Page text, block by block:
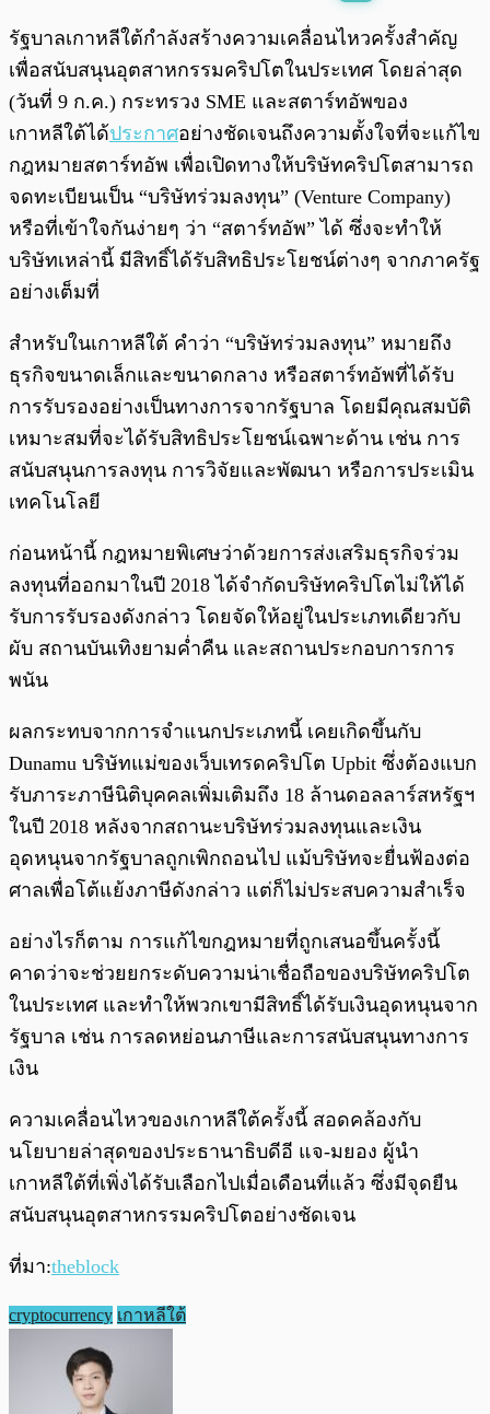
พร้อมเล่น 0:00/0:00
รัฐบาลเกาหลีใต้กำลังสร้างความเคลื่อนไหวครั้งสำคัญ
เพื่อสนับสนุนอุตสาหกรรมคริปโตในประเทศ โดยล่าสุด
(วันที่ 9 ก.ค.) กระทรวง SME และสตาร์ทอัพของ
เกาหลีใต้ได้ประกาศอย่างชัดเจนถึงความตั้งใจที่จะแก้ไข
กฎหมายสตาร์ทอัพ เพื่อเปิดทางให้บริษัทคริปโตสามารถ
จดทะเบียนเป็น “บริษัทร่วมลงทุน” (Venture Company)
หรือที่เข้าใจกันง่ายๆ ว่า “สตาร์ทอัพ” ได้ ซึ่งจะทำให้
บริษัทเหล่านี้ มีสิทธิ์ได้รับสิทธิประโยชน์ต่างๆ จากภาครัฐ
อย่างเต็มที่
สำหรับในเกาหลีใต้ คำว่า “บริษัทร่วมลงทุน” หมายถึง
ธุรกิจขนาดเล็กและขนาดกลาง หรือสตาร์ทอัพที่ได้รับ
การรับรองอย่างเป็นทางการจากรัฐบาล โดยมีคุณสมบัติ
เหมาะสมที่จะได้รับสิทธิประโยชน์เฉพาะด้าน เช่น การ
สนับสนุนการลงทุน การวิจัยและพัฒนา หรือการประเมิน
เทคโนโลยี
ก่อนหน้านี้ กฎหมายพิเศษว่าด้วยการส่งเสริมธุรกิจร่วม
ลงทุนที่ออกมาในปี 2018 ได้จำกัดบริษัทคริปโตไม่ให้ได้
รับการรับรองดังกล่าว โดยจัดให้อยู่ในประเภทเดียวกับ
ผับ สถานบันเทิงยามค่ำคืน และสถานประกอบการการ
พนัน
ผลกระทบจากการจำแนกประเภทนี้ เคยเกิดขึ้นกับ
Dunamu บริษัทแม่ของเว็บเทรดคริปโต Upbit ซึ่งต้องแบก
รับภาระภาษีนิติบุคคลเพิ่มเติมถึง 18 ล้านดอลลาร์สหรัฐฯ
ในปี 2018 หลังจากสถานะบริษัทร่วมลงทุนและเงิน
อุดหนุนจากรัฐบาลถูกเพิกถอนไป แม้บริษัทจะยื่นฟ้องต่อ
ศาลเพื่อโต้แย้งภาษีดังกล่าว แต่ก็ไม่ประสบความสำเร็จ
อย่างไรก็ตาม การแก้ไขกฎหมายที่ถูกเสนอขึ้นครั้งนี้
คาดว่าจะช่วยยกระดับความน่าเชื่อถือของบริษัทคริปโต
ในประเทศ และทำให้พวกเขามีสิทธิ์ได้รับเงินอุดหนุนจาก
รัฐบาล เช่น การลดหย่อนภาษีและการสนับสนุนทางการ
เงิน
ความเคลื่อนไหวของเกาหลีใต้ครั้งนี้ สอดคล้องกับ
นโยบายล่าสุดของประธานาธิบดีอี แจ-มยอง ผู้นำ
เกาหลีใต้ที่เพิ่งได้รับเลือกไปเมื่อเดือนที่แล้ว ซึ่งมีจุดยืน
สนับสนุนอุตสาหกรรมคริปโตอย่างชัดเจน
ที่มา:theblock
cryptocurrency เกาหลีใต้